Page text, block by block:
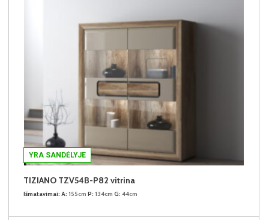
YRA SANDĖLYJE
TIZIANO TZV54B-P82 vitrina
Išmatavimai: A: 155cm P: 134cm G: 44cm